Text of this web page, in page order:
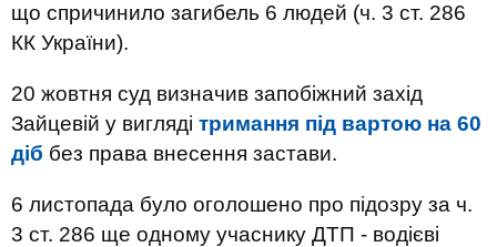
що спричинило загибель 6 людей (ч. 3 ст. 286
КК України).
20 жовтня суд визначив запобіжний захід
Зайцевій у вигляді тримання під вартою на 60
діб без права внесення застави.
6 листопада було оголошено про підозру за ч.
3 ст. 286 ще одному учаснику ДТП - водієві